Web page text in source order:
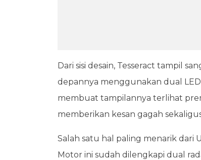
Dari sisi desain, Tesseract tampil
depannya menggunakan dual
membuat tampilannya terlihat
memberikan kesan gagah
Salah satu hal paling menarik dari
Motor ini sudah dilengkapi dual